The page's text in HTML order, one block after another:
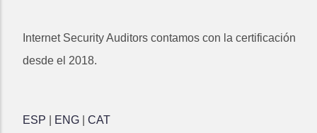
Internet Security Auditors contamos con la certificación
desde el 2018.
ESP ENG CAT